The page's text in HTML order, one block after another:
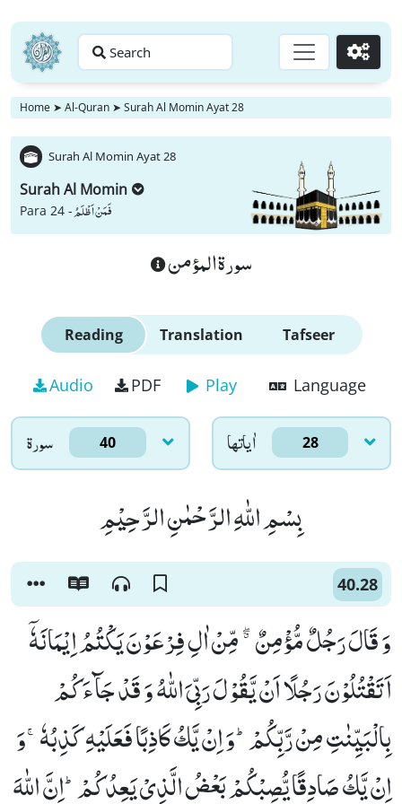
Search Go
Home ➤ Al-Quran ➤ Surah Al Momin Ayat 28
Surah Al Momin Ayat 28
Surah Al Momin
Para 24 -فَمَنْ اَظْلَمُ
سورة المؤمن
Reading Translation Tafseer
Audio PDF Play Language
سورۃ 40 اٰياتها 28
بِسْمِ اللّٰهِ الرَّحْمٰنِ الرَّحِیْمِ
40.28
وَ قَالَ رَجُلٌ مُّؤْمِنٌ ﳓ مِّنْ اٰلِ فِرْعَوْنَ یَكْتُمُ اِیْمَانَهٗۤ
اَتَقْتُلُوْنَ رَجُلًا اَنْ یَّقُوْلَ رَبِّیَ اللّٰهُ وَ قَدْ جَآءَكُمْ
بِالْبَیِّنٰتِ مِنْ رَّبِّكُمْؕ-وَ اِنْ یَّكُ كَاذِبًا فَعَلَیْهِ كَذِبُهٗۚ-وَ
اِنْ یَّكُ صَادِقًا یُّصِبْكُمْ بَعْضُ الَّذِیْ یَعِدُكُمْؕ-اِنَّ اللّٰهَ